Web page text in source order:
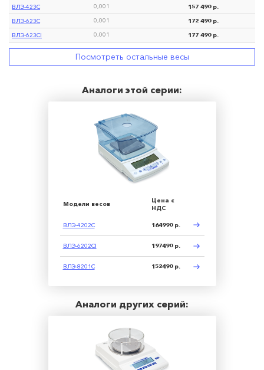
ВЛЭ-423С
0,001
157 490 р.
ВЛЭ-623С
0,001
172 490 р.
ВЛЭ-623CI
0,001 177 490 р.
Посмотреть остальные весы
Аналоги этой серии:
Модели весов
Цена с
НДС
ВЛЭ-4202С 164990 р.
ВЛЭ-6202CI 197490 р.
ВЛЭ-8201С 152490 р.
Аналоги других серий: